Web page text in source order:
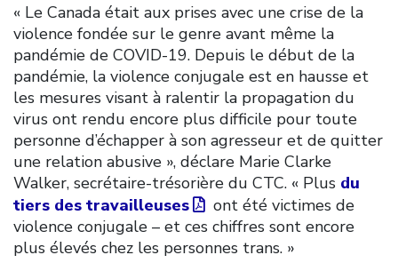
« Le Canada était aux prises avec une crise de la
violence fondée sur le genre avant même la
pandémie de COVID-19. Depuis le début de la
pandémie, la violence conjugale est en hausse et
les mesures visant à ralentir la propagation du
virus ont rendu encore plus difficile pour toute
personne d’échapper à son agresseur et de quitter
une relation abusive », déclare Marie Clarke
Walker, secrétaire-trésorière du CTC. « Plus du
tiers des travailleuses
ont été victimes de
violence conjugale – et ces chiffres sont encore
plus élevés chez les personnes trans. »